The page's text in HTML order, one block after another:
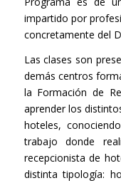
impartido por
concretamente del
Las clases son
demás centros
la Formación de
aprender los
hoteles,
trabajo donde
recepcionista de
distinta tipología: